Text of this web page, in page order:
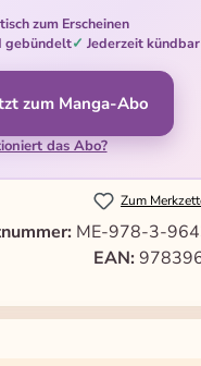
zum Erscheinen
gebündelt
Jederzeit kündbar
zum Manga-Abo
das Abo?
Zum
ME-978-3-
EAN: